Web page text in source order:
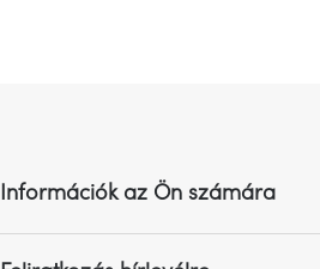
8.
megünneplése
éInformációk az Ön számára